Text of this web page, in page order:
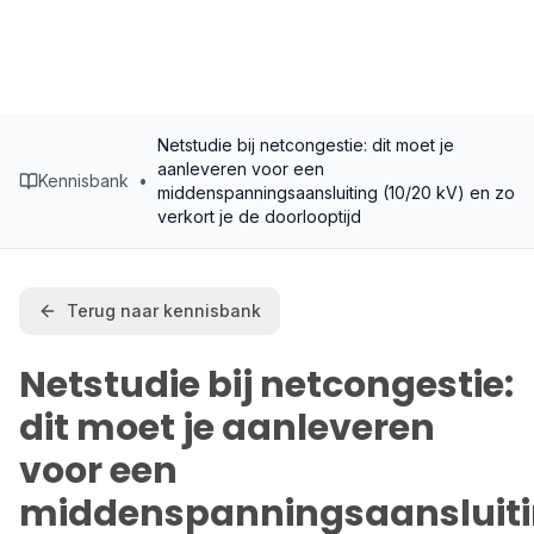
Kennisbank •
Netstudie bij netcongestie: dit moet je
aanleveren voor een
middenspanningsaansluiting (10/20 kV) en zo
verkort je de doorlooptijd
Terug naar kennisbank
Netstudie bij netcongestie:
dit moet je aanleveren
voor een